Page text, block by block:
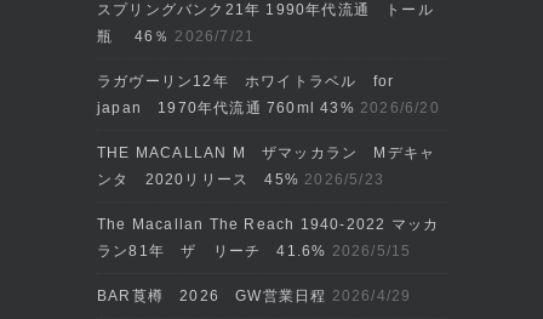
スプリングバンク21年 1990年代流通 トール
瓶 46％ 2026/7/21
ラガヴーリン12年 ホワイトラベル for
japan 1970年代流通 760ml 43% 2026/6/20
THE MACALLAN M ザマッカラン Mデキャ
ンタ 2020リリース 45% 2026/5/23
The Macallan The Reach 1940-2022 マッカ
ラン81年 ザ リーチ 41.6% 2026/5/15
BAR莨樽 2026 GW営業日程 2026/4/29